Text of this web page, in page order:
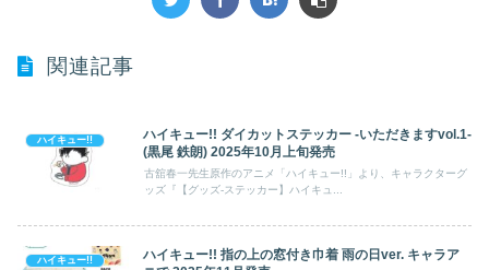
関連記事
ハイキュー!!
ハイキュー!! ダイカットステッカー -いただきますvol.1-
(黒尾 鉄朗) 2025年10月上旬発売
古舘春一先生原作のアニメ「ハイキュー!!」より、キャラクターグ
ッズ『【グッズ-ステッカー】ハイキュ...
ハイキュー!!
ハイキュー!! 指の上の窓付き巾着 雨の日ver. キャラア